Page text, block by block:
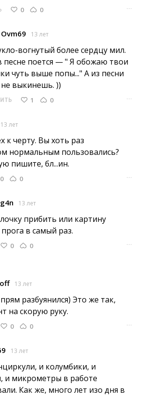
0 0 ···
Ovm69 13 лет
вогнутый более сердцу мил.
песне поется — " Я обожаю твои
чуть выше попы..." А из песни
не выкинешь. ))
1 0 ···
13 лет
к черту. Вы хоть раз
нормальным пользовались?
пишите, бл...ин.
0 0 ···
13 лет
прибить или картину
в самый раз.
0 0 ···
13 лет
разбуянился) Это же так,
на скорую руку.
0 0 ···
13 лет
и колумбики, и
и микрометры в работе
Как же, много лет изо дня в